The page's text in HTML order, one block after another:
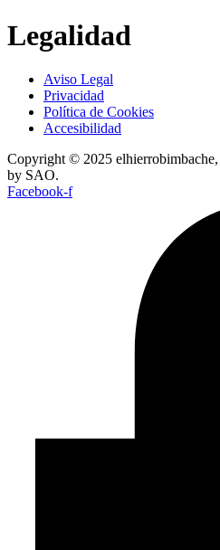
Legalidad
Aviso Legal
Privacidad
Política de Cookies
Accesibilidad
Copyright © 2025
by SAO.
Facebook-f